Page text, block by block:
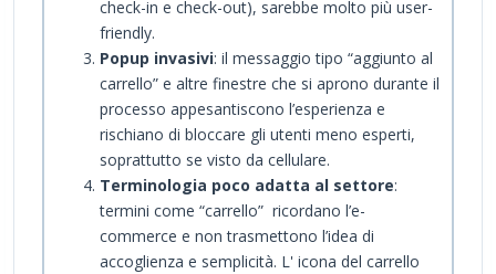
check-in e check-out), sarebbe molto più user-
friendly.
Popup invasivi: il messaggio tipo “aggiunto al
carrello” e altre finestre che si aprono durante il
processo appesantiscono l’esperienza e
rischiano di bloccare gli utenti meno esperti,
soprattutto se visto da cellulare.
Terminologia poco adatta al settore:
termini come “carrello” ricordano l’e-
commerce e non trasmettono l’idea di
accoglienza e semplicità. L' icona del carrello